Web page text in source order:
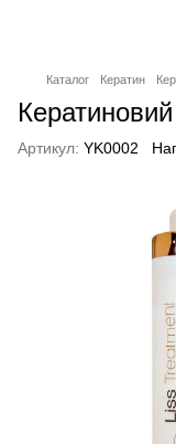
Каталог Кератин
Артикул: YK0002